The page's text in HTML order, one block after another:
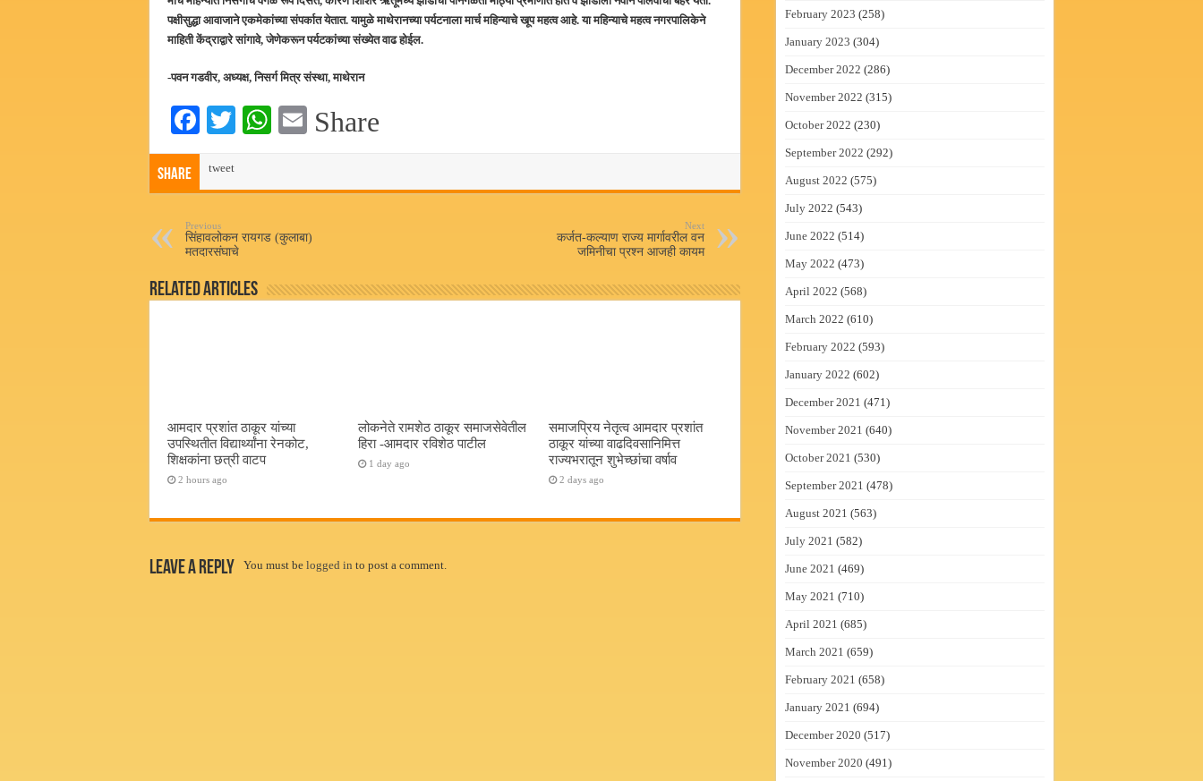
पक्षीसुद्धा आवाजाने एकमेकांच्या संपर्कात येतात. यामुळे माथेरानच्या पर्यटनाला मार्च महिन्याचे खूप महत्व आहे. या महिन्याचे महत्व नगरपालिकेने
माहिती केंद्राद्वारे सांगावे, जेणेकरून पर्यटकांच्या संख्येत वाढ होईल.
-पवन गडवीर, अध्यक्ष,निसर्ग मित्र संस्था, माथेरान
Fa
bo
ok
T
r
W
A
pp
E
Share
Share tweet
Previous
सिंहावलोकन रायगड (कुलाबा)
मतदारसंघाचे
Next
कर्जत-कल्याण राज्य मार्गावरील वन
जमिनीचा प्रश्न आजही कायम
Related Articles
आमदार प्रशांत ठाकूर यांच्या
उपस्थितीत विद्यार्थ्यांना रेनकोट,
शिक्षकांना छत्री वाटप
2 hours ago
लोकनेते रामशेठ ठाकूर समाजसेवेतील
हिरा -आमदार रविशेठ पाटील
1 day ago
समाजप्रिय नेतृत्व आमदार प्रशांत
ठाकूर यांच्या वाढदिवसानिमित्त
राज्यभरातून शुभेच्छांचा वर्षाव
2 days ago
Leave a Reply You must be logged in to post a comment.
February 2023 (258)
January 2023 (304)
December 2022 (286)
November 2022 (315)
October 2022 (230)
September 2022 (292)
August 2022 (575)
July 2022 (543)
June 2022 (514)
May 2022 (473)
April 2022 (568)
March 2022 (610)
February 2022 (593)
January 2022 (602)
December 2021 (471)
November 2021 (640)
October 2021 (530)
September 2021 (478)
August 2021 (563)
July 2021 (582)
June 2021 (469)
May 2021 (710)
April 2021 (685)
March 2021 (659)
February 2021 (658)
January 2021 (694)
December 2020 (517)
November 2020 (491)